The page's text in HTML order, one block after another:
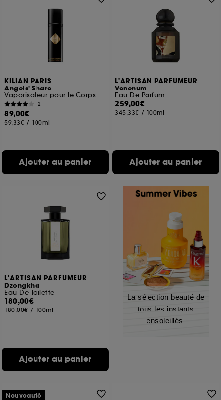
KILIAN PARIS
Angels' Share
Vaporisateur pour le Corps
2
89,00€
59,33€ / 100ml
Ajouter au panier
L'ARTISAN PARFUMEUR
Venenum
Eau De Parfum
259,00€
345,33€ / 100ml
Ajouter au panier
L'ARTISAN PARFUMEUR
Dzongkha
Eau De Toilette
180,00€
180,00€ / 100ml
Ajouter au panier
La sélection beauté de
tous les instants
ensoleillés.
Nouveauté